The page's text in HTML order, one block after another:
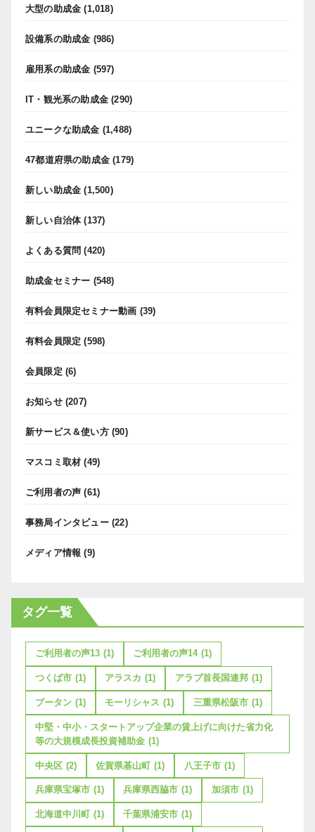
大型の助成金 (1,018)
設備系の助成金 (986)
雇用系の助成金 (597)
IT・観光系の助成金 (290)
ユニークな助成金 (1,488)
47都道府県の助成金 (179)
新しい助成金 (1,500)
新しい自治体(137)
よくある質問 (420)
助成金セミナー (548)
有料会員限定セミナー動画 (39)
有料会員限定 (598)
会員限定 (6)
お知らせ(207)
新サービス＆使い方(90)
マスコミ取材 (49)
ご利用者の声 (61)
事務局インタビュー(22)
メディア情報 (9)
タグ一覧
ご利用者の声13 (1) ご利用者の声14 (1)
つくば市 (1) アラスカ (1) アラブ首長国連邦 (1)
ブータン (1) モーリシャス (1) 三重県松阪市 (1)
中堅・中小・スタートアップ企業の賃上げに向けた省力化
等の大規模成長投資補助金 (1)
中央区 (2) 佐賀県基山町 (1) 八王子市 (1)
兵庫県宝塚市 (1) 兵庫県西脇市 (1) 加須市 (1)
北海道中川町 (1) 千葉県浦安市 (1)